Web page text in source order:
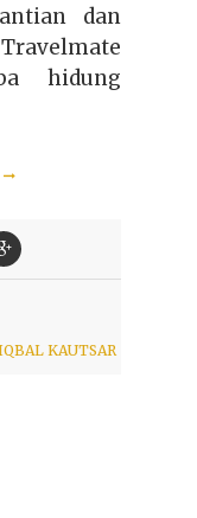
dan
hidung
KAUTSAR